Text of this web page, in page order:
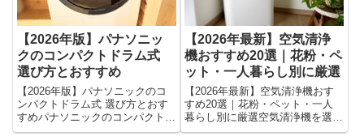
【2026年版】パナソニッ
クのコンパクトドラム式
選び方とおすすめ
【2026年版】パナソニックのコ
ンパクトドラム式 選び方とおす
すめパナソニックのコンパクトド
ラム式洗濯機は、 一人暮らし 省
【2026年最新】空気清浄
機おすすめ20選｜花粉・ペ
ット・一人暮らし別に厳選
【2026年最新】空気清浄機おす
すめ20選｜花粉・ペット・一人
暮らし別に厳選空気清浄機を選ぼ
うと思っても、種類が多すぎて迷